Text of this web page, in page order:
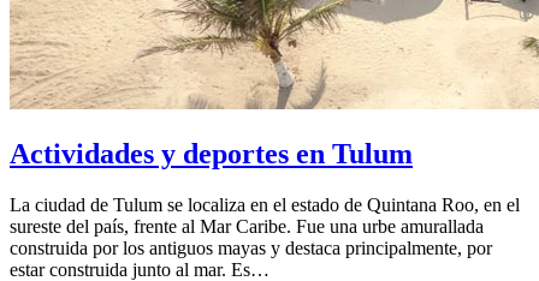
Actividades y deportes en Tulum
La ciudad de Tulum se localiza en el estado de Quintana Roo, en el
sureste del país, frente al Mar Caribe. Fue una urbe amurallada
construida por los antiguos mayas y destaca principalmente, por
estar construida junto al mar. Es…